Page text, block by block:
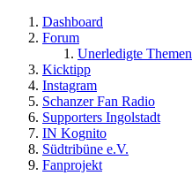
Dashboard
Forum
Unerledigte Themen
Kicktipp
Instagram
Schanzer Fan Radio
Supporters Ingolstadt
IN Kognito
Südtribüne e.V.
Fanprojekt